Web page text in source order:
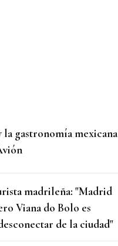
la gastronomía mexicana
madrileña: "Madrid
Viana do Bolo es
de la ciudad"